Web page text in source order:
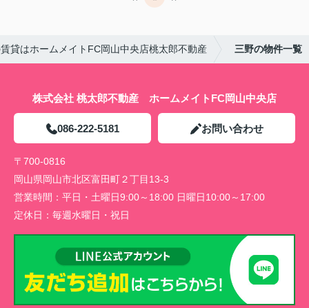
貸はホームメイトFC岡山中央店桃太郎不動産 三野の物件一覧
株式会社 桃太郎不動産 ホームメイトFC岡山中央店
086-222-5181 お問い合わせ
〒700-0816
岡山県岡山市北区富田町２丁目13-3
営業時間： 平日・土曜日9:00～18:00 日曜日10:00～17:00
定休日： 毎週水曜日・祝日